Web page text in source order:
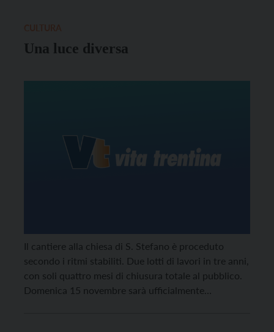
Una luce diversa
Il cantiere alla chiesa di S. Stefano è proceduto
secondo i ritmi stabiliti. Due lotti di lavori in tre anni,
con soli quattro mesi di chiusura totale al pubblico.
Domenica 15 novembre sarà ufficialmente